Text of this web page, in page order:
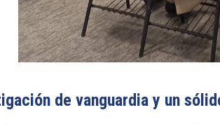
de vanguardia y un